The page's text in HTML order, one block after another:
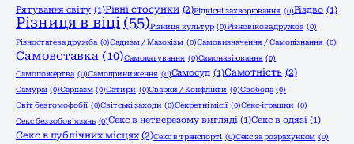
Рятування світу (1)Рівні стосунки (2)Рідкісні захворювання (0)Різдво (1)
Різниця в віці (55)Різниця культур (0)Різновікова дружба (0)
Різностатева дружба (0)Садизм / Мазохізм (0)Самовизначення / Самопізнання (0)
Самовставка (10)Самокатування (0)Самонавіювання (0)
Самопожертва (0)Самоприниження (0)Самосуд (1)Самотність (2)
Самураї (0)Сарказм (0)Сатири (0)Сварки / Конфлікти (0)Свобода (0)
Світ без гомофобії (0)Світські заходи (0)Секретні місії (0)Секс-іграшки (0)
Секс без зобов’язань (0)Секс в нетверезому вигляді (1)Секс в одязі (1)
Секс в публічних місцях (2)Секс в транспорті (0)Секс за розрахунком (0)